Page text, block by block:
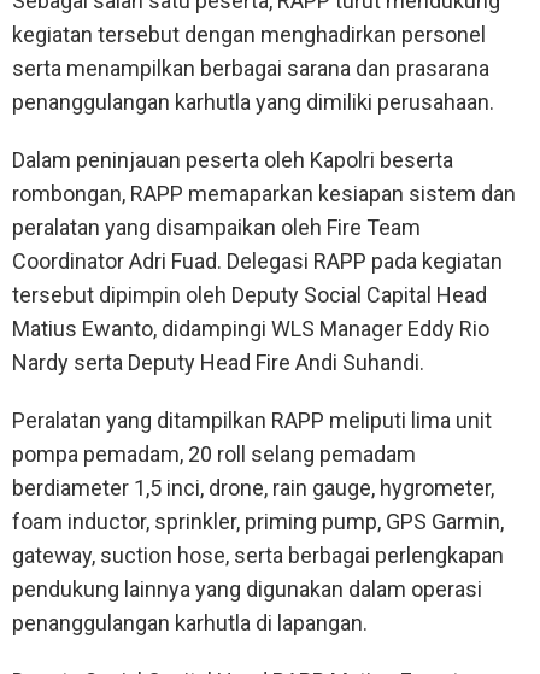
kegiatan tersebut dengan menghadirkan personel
serta menampilkan berbagai sarana dan prasarana
penanggulangan karhutla yang dimiliki perusahaan.
Dalam peninjauan peserta oleh Kapolri beserta
rombongan, RAPP memaparkan kesiapan sistem dan
peralatan yang disampaikan oleh Fire Team
Coordinator Adri Fuad. Delegasi RAPP pada kegiatan
tersebut dipimpin oleh Deputy Social Capital Head
Matius Ewanto, didampingi WLS Manager Eddy Rio
Nardy serta Deputy Head Fire Andi Suhandi.
Peralatan yang ditampilkan RAPP meliputi lima unit
pompa pemadam, 20 roll selang pemadam
berdiameter 1,5 inci, drone, rain gauge, hygrometer,
foam inductor, sprinkler, priming pump, GPS Garmin,
gateway, suction hose, serta berbagai perlengkapan
pendukung lainnya yang digunakan dalam operasi
penanggulangan karhutla di lapangan.